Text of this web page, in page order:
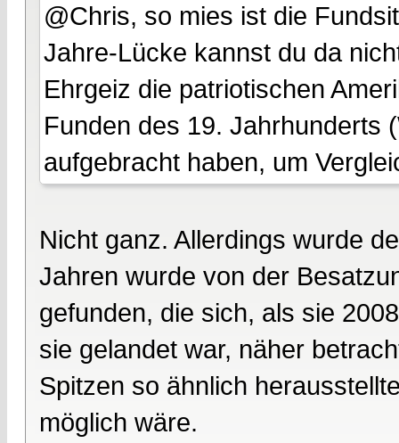
@Chris, so mies ist die
Jahre-Lücke kannst du da
Ehrgeiz die patriotischen
Funden des 19. Jahrhunderts
aufgebracht haben, um
Nicht ganz. Allerdings wurde
Jahren wurde von der
gefunden, die sich, als sie
sie gelandet war, näher
Spitzen so ähnlich
möglich wäre.